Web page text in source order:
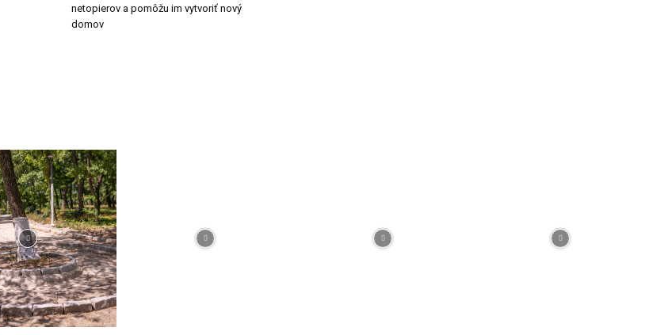
netopierov a pomôžu im vytvoriť nový
domov